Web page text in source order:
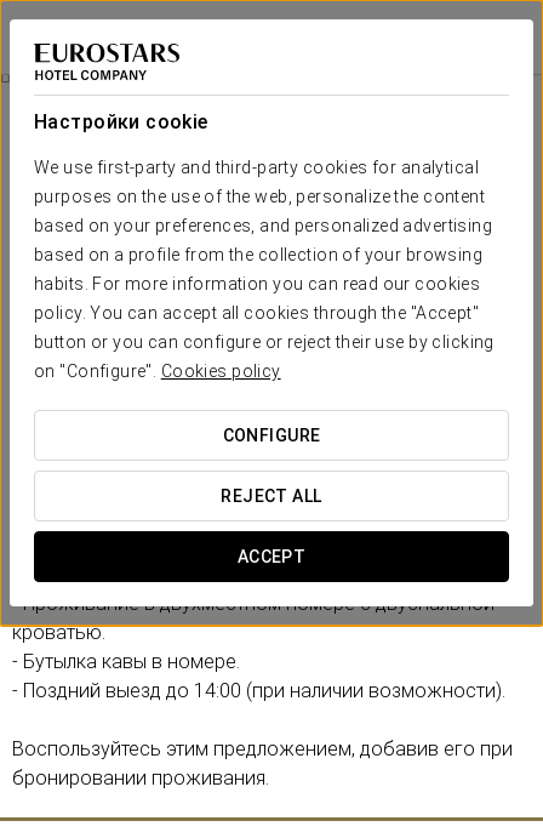
Настройки cookie
We use first-party and third-party cookies for analytical
purposes on the use of the web, personalize the content
based on your preferences, and personalized advertising
based on a profile from the collection of your browsing
habits. For more information you can read our cookies
policy. You can accept all cookies through the "Accept"
button or you can configure or reject their use by clicking
on "Configure". Cookies policy
CONFIGURE
REJECT ALL
ACCEPT
Eurostars Azahar
КОРДОВА
Pомантический Опыт
20 €
Pомантический опыт
Приглашаем вас провести незабываемое
романтическое время со своей второй половинкой в
особенном отеле в центре Кордовы.
Включает:
- Проживание в двухместном номере с двуспальной
кроватью.
- Бутылка кавы в номере.
- Поздний выезд до 14:00 (при наличии возможности).
Воспользуйтесь этим предложением, добавив его при
бронировании проживания.